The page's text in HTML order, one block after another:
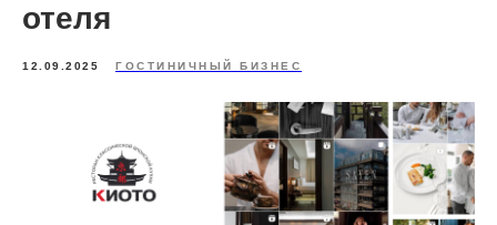
отеля
12.09.2025 ГОСТИНИЧНЫЙ БИЗНЕС